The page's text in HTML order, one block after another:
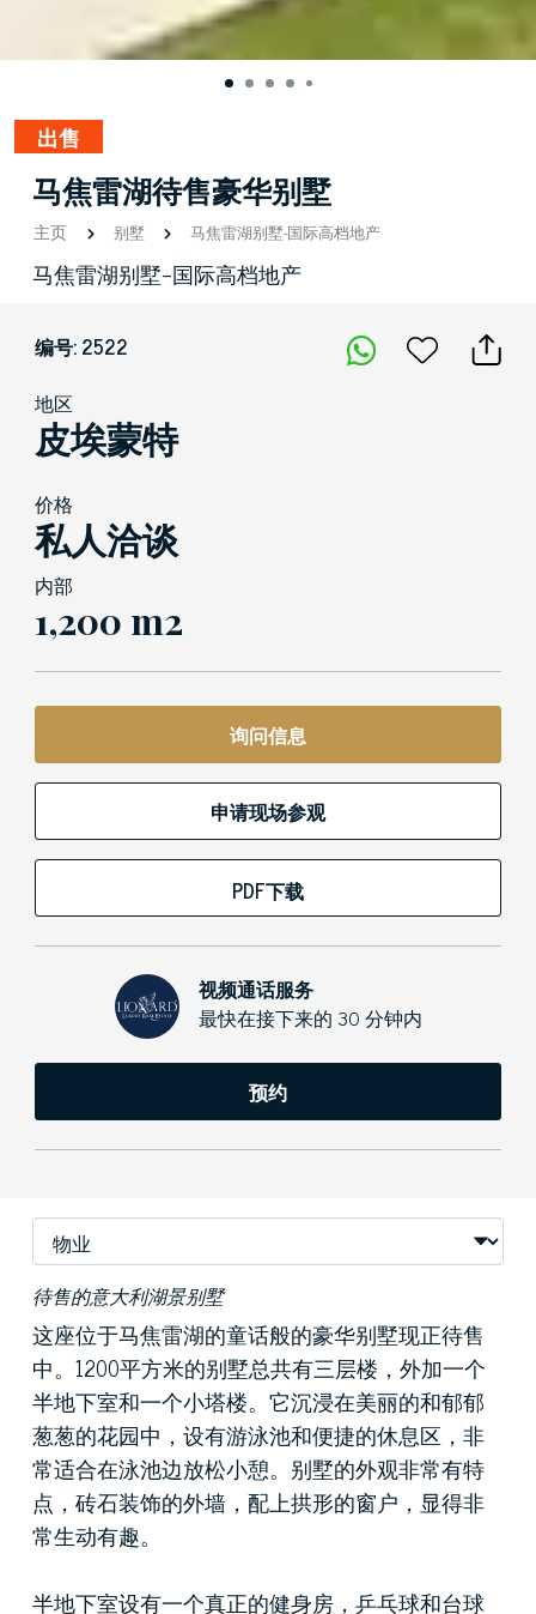
出售
马焦雷湖待售豪华别墅
主页 别墅 马焦雷湖别墅-国际高档地产
马焦雷湖别墅-国际高档地产
编号: 2522
地区
皮埃蒙特
价格
私人洽谈
内部
1,200 m2
询问信息
申请现场参观
PDF下载
视频通话服务
最快在接下来的 30 分钟内
预约
待售的意大利湖景别墅
这座位于马焦雷湖的童话般的豪华别墅现正待售
中。1200平方米的别墅总共有三层楼，外加一个
半地下室和一个小塔楼。它沉浸在美丽的和郁郁
葱葱的花园中，设有游泳池和便捷的休息区，非
常适合在泳池边放松小憩。别墅的外观非常有特
点，砖石装饰的外墙，配上拱形的窗户，显得非
常生动有趣。
半地下室设有一个真正的健身房，乒乓球和台球